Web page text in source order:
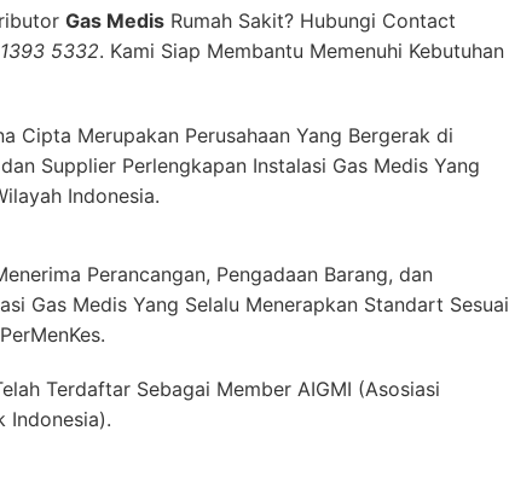
Gas Medis Rumah Sakit? Hubungi Contact
5332. Kami Siap Membantu Memenuhi Kebutuhan
Cipta Merupakan Perusahaan Yang Bergerak di
Supplier Perlengkapan Instalasi Gas Medis Yang
Indonesia.
Perancangan, Pengadaan Barang, dan
Gas Medis Yang Selalu Menerapkan Standart Sesuai
Terdaftar Sebagai Member AIGMI (Asosiasi
Indonesia).